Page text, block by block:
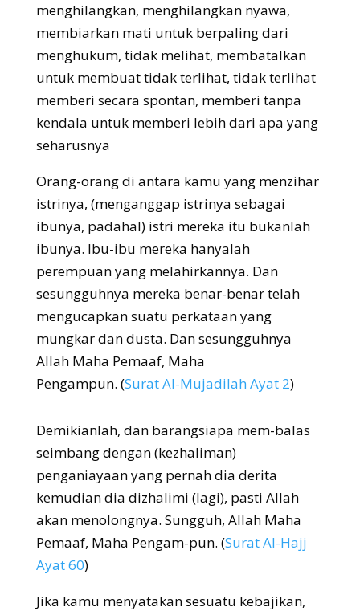
menghilangkan, menghilangkan nyawa,
membiarkan mati untuk berpaling dari
menghukum, tidak melihat, membatalkan
untuk membuat tidak terlihat, tidak terlihat
memberi secara spontan, memberi tanpa
kendala untuk memberi lebih dari apa yang
seharusnya
Orang-orang di antara kamu yang menzihar
istrinya, (menganggap istrinya sebagai
ibunya, padahal) istri mereka itu bukanlah
ibunya. Ibu-ibu mereka hanyalah
perempuan yang melahirkannya. Dan
sesungguhnya mereka benar-benar telah
mengucapkan suatu perkataan yang
mungkar dan dusta. Dan sesungguhnya
Allah Maha Pemaaf, Maha
Pengampun. (Surat Al-Mujadilah Ayat 2)
Demikianlah, dan barangsiapa mem-balas
seimbang dengan (kezhaliman)
penganiayaan yang pernah dia derita
kemudian dia dizhalimi (lagi), pasti Allah
akan menolongnya. Sungguh, Allah Maha
Pemaaf, Maha Pengam-pun. (Surat Al-Hajj
Ayat 60)
Jika kamu menyatakan sesuatu kebajikan,